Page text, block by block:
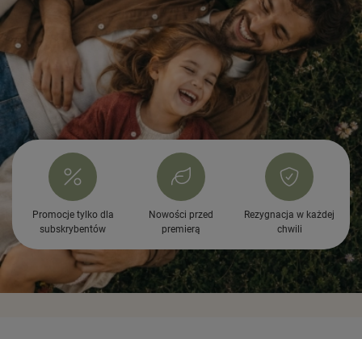
Promocje tylko dla
subskrybentów
Nowości przed
premierą
Rezygnacja w każdej
chwili